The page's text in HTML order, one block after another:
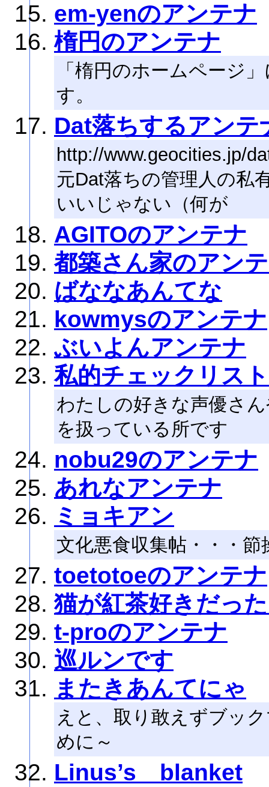
em-yenのアンテナ
楕円のアンテナ
「楕円のホームページ
す。
Dat落ちするアンテ
http://www.geocities.jp/
元Dat落ちの管理人の私
いいじゃない（何が
AGITOのアンテナ
都築さん家のアン
ばななあんてな
kowmysのアンテナ
ぶいよんアンテナ
私的チェックリスト
わたしの好きな声優さ
を扱っている所です
nobu29のアンテナ
あれなアンテナ
ミョキアン
文化悪食収集帖・・・
toetotoeのアンテナ
猫が紅茶好きだっ
t-proのアンテナ
巡ルンです
またきあんてにゃ
えと、取り敢えずブッ
めに～
Linus’s blanket